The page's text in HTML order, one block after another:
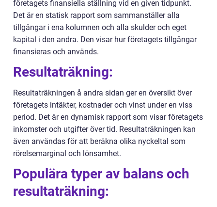
företagets finansiella ställning vid en given tidpunkt.
Det är en statisk rapport som sammanställer alla
tillgångar i ena kolumnen och alla skulder och eget
kapital i den andra. Den visar hur företagets tillgångar
finansieras och används.
Resultaträkning:
Resultaträkningen å andra sidan ger en översikt över
företagets intäkter, kostnader och vinst under en viss
period. Det är en dynamisk rapport som visar företagets
inkomster och utgifter över tid. Resultaträkningen kan
även användas för att beräkna olika nyckeltal som
rörelsemarginal och lönsamhet.
Populära typer av balans och
resultaträkning: